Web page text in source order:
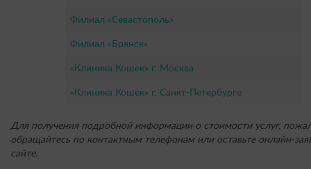
Филиал «Севастополь»
Филиал «Брянск»
«Клиника Кошек» г. Москва
«Клиника Кошек» г. Санкт-Петербурге
Для получения подробной информации о стоимости услуг,
обращайтесь по контактным телефонам или оставьте онлайн-
сайте.